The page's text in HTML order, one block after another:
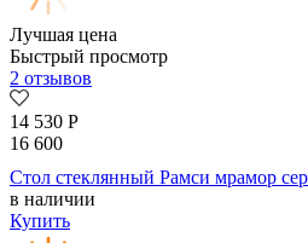
Лучшая цена
Быстрый просмотр
2 отзывов
14 530 Р
16 600
Стол стеклянный Рамси мрамор
в наличии
Купить